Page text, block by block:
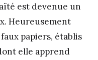
est devenue un
Heureusement
papiers, établis
elle apprend